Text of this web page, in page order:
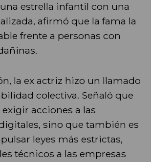
estrella infantil con una
afirmó que la fama la
frente a personas con
la ex actriz hizo un llamado
colectiva. Señaló que
acciones a las
sino que también es
leyes más estrictas,
técnicos a las empresas